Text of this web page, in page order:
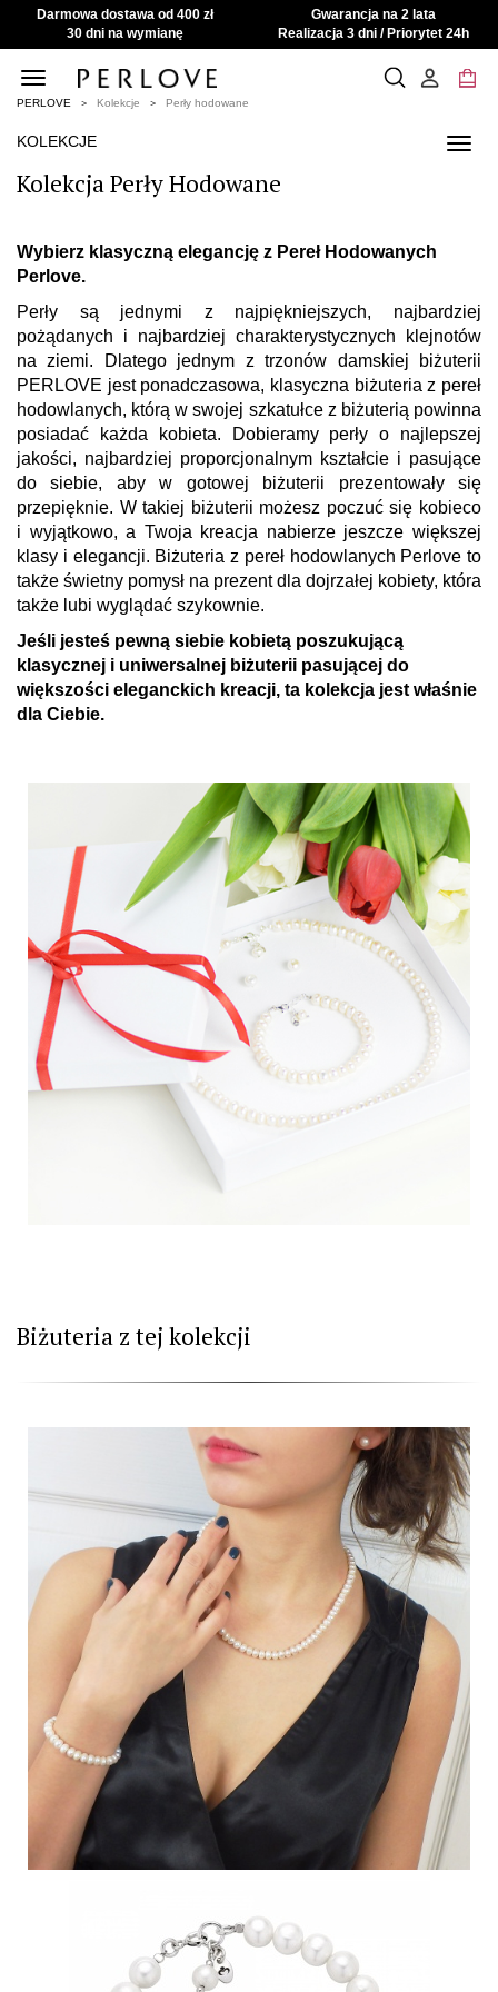
Darmowa dostawa od 400 zł
Gwarancja na 2 lata
30 dni na wymianę
Realizacja 3 dni / Priorytet 24h
Toggle
navigation
PERLOVE Kolekcje Perły hodowane
KOLEKCJE
Kolekcja Perły Hodowane
Wybierz klasyczną elegancję z Pereł Hodowanych
Perlove.
Perły są jednymi z najpiękniejszych, najbardziej
pożądanych i najbardziej charakterystycznych klejnotów
na ziemi. Dlatego jednym z trzonów damskiej biżuterii
PERLOVE jest ponadczasowa, klasyczna biżuteria z pereł
hodowlanych, którą w swojej szkatułce z biżuterią powinna
posiadać każda kobieta. Dobieramy perły o najlepszej
jakości, najbardziej proporcjonalnym kształcie i pasujące
do siebie, aby w gotowej biżuterii prezentowały się
przepięknie. W takiej biżuterii możesz poczuć się kobieco
i wyjątkowo, a Twoja kreacja nabierze jeszcze większej
klasy i elegancji. Biżuteria z pereł hodowlanych Perlove to
także świetny pomysł na prezent dla dojrzałej kobiety, która
także lubi wyglądać szykownie.
Jeśli jesteś pewną siebie kobietą poszukującą
klasycznej i uniwersalnej biżuterii pasującej do
większości eleganckich kreacji, ta kolekcja jest właśnie
dla Ciebie.
Biżuteria z tej kolekcji